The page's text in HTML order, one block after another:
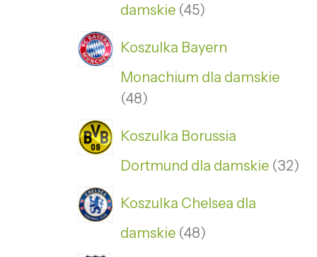
damskie 45
Koszulka Bayern
Monachium dla damskie
48
Koszulka Borussia
Dortmund dla damskie 32
Koszulka Chelsea dla
damskie 48